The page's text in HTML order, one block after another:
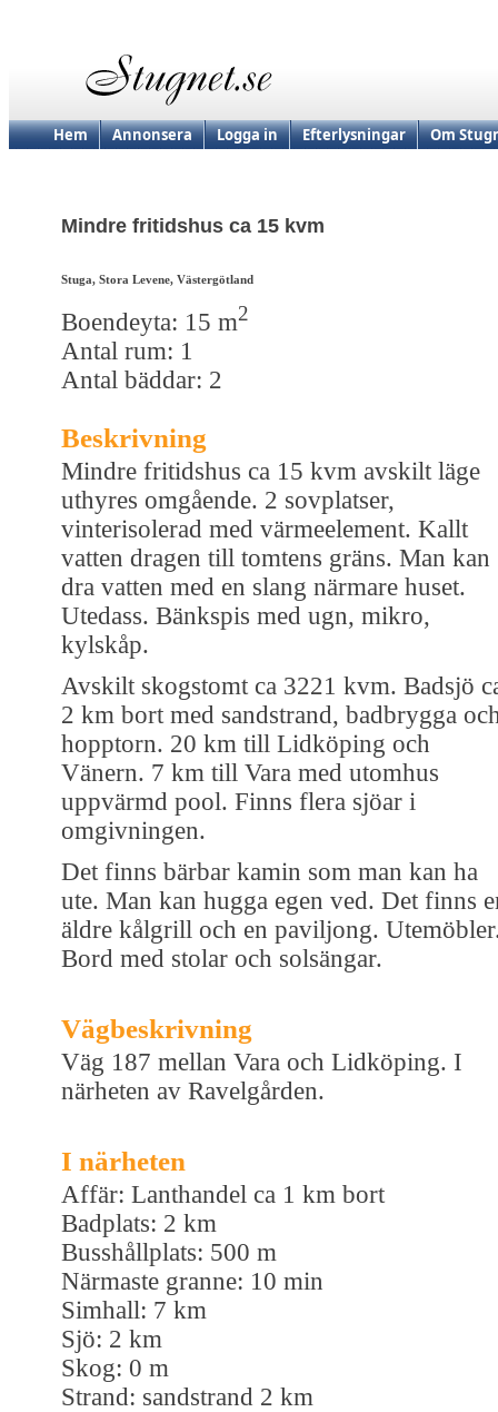
Hem Annonsera Logga in Efterlysningar Om
Mindre fritidshus ca 15 kvm
Stuga, Stora Levene, Västergötland
Boendeyta: 15 m2
Antal rum: 1
Antal bäddar: 2
Beskrivning
Mindre fritidshus ca 15 kvm avskilt läge
uthyres omgående. 2 sovplatser,
vinterisolerad med värmeelement. Kallt
vatten dragen till tomtens gräns. Man kan
dra vatten med en slang närmare huset.
Utedass. Bänkspis med ugn, mikro,
kylskåp.
Avskilt skogstomt ca 3221 kvm. Badsjö
2 km bort med sandstrand, badbrygga
hopptorn. 20 km till Lidköping och
Vänern. 7 km till Vara med utomhus
uppvärmd pool. Finns flera sjöar i
omgivningen.
Det finns bärbar kamin som man kan ha
ute. Man kan hugga egen ved. Det finns
äldre kålgrill och en paviljong.
Bord med stolar och solsängar.
Vägbeskrivning
Väg 187 mellan Vara och Lidköping. I
närheten av Ravelgården.
I närheten
Affär: Lanthandel ca 1 km bort
Badplats: 2 km
Busshållplats: 500 m
Närmaste granne: 10 min
Simhall: 7 km
Sjö: 2 km
Skog: 0 m
Strand: sandstrand 2 km